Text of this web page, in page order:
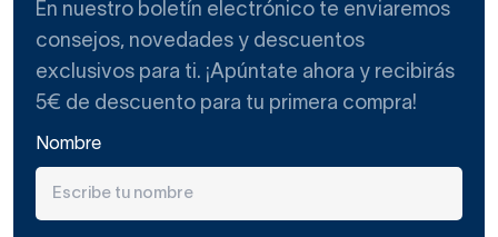
En nuestro boletín electrónico te enviaremos
consejos, novedades y descuentos
exclusivos para ti. ¡Apúntate ahora y recibirás
5€ de descuento para tu primera compra!
Nombre